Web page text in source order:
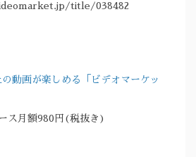
title/038482
動画が楽しめる「ビデオマーケッ
ス月額980円(税抜き)